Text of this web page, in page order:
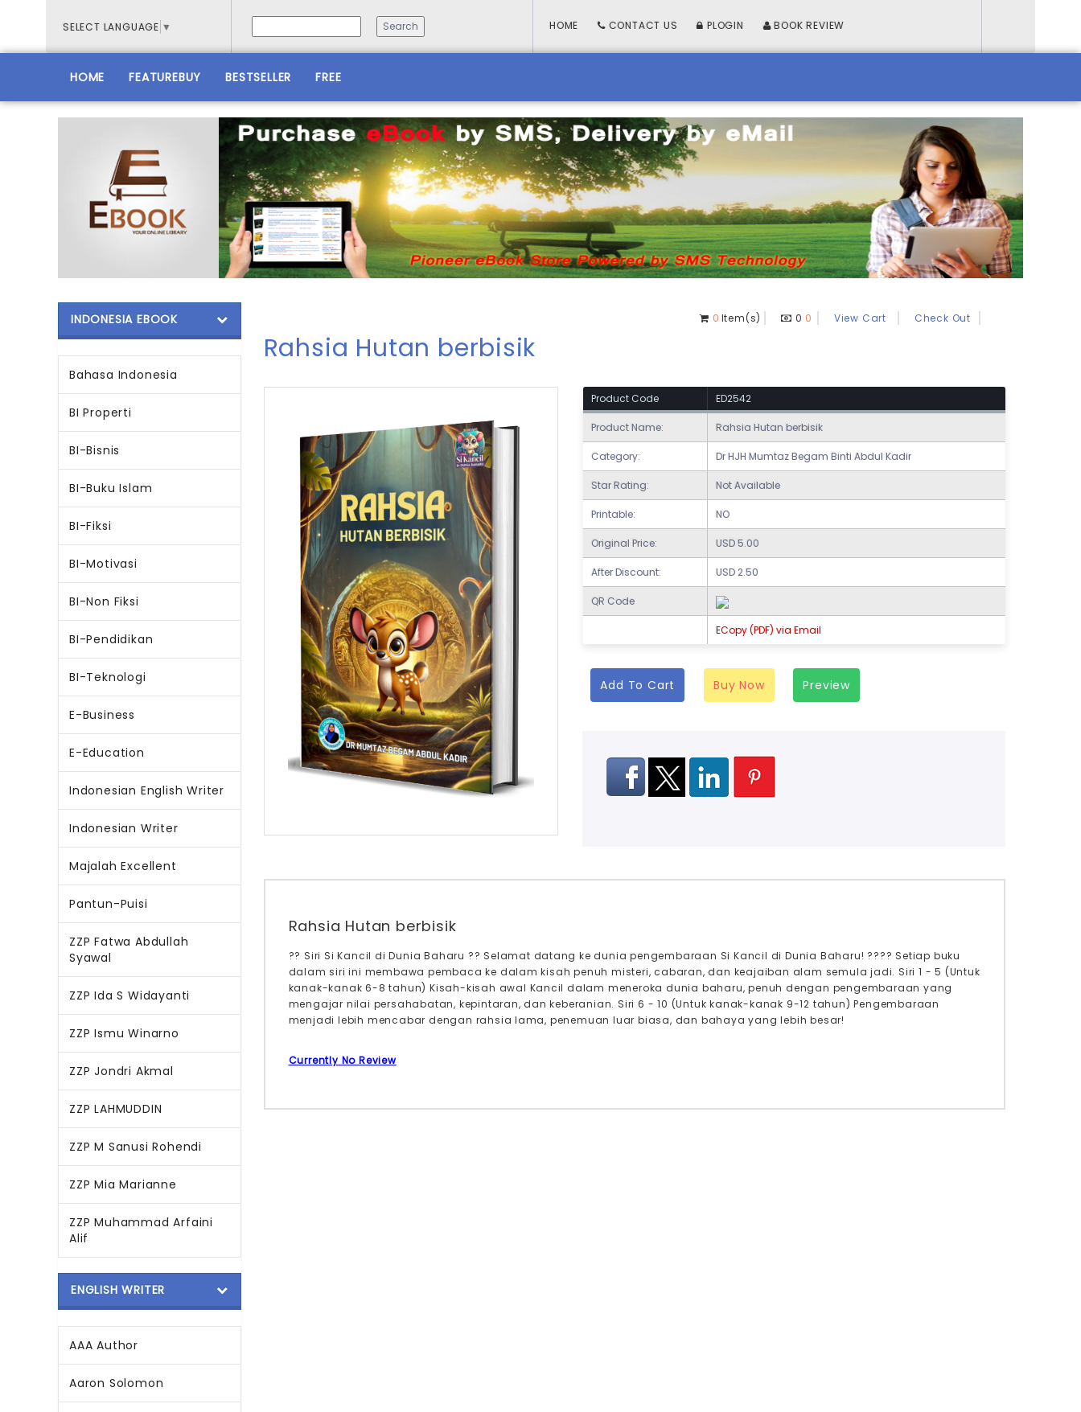
SELECT LANGUAGE ▼ HOME CONTACT US PLOGIN BOOK REVIEW
HOME FEATUREBUY BESTSELLER FREE
INDONESIA EBOOK
Bahasa Indonesia
BI Properti
BI-Bisnis
BI-Buku Islam
BI-Fiksi
BI-Motivasi
BI-Non Fiksi
BI-Pendidikan
BI-Teknologi
E-Business
E-Education
Indonesian English Writer
Indonesian Writer
Majalah Excellent
Pantun-Puisi
ZZP Fatwa Abdullah
Syawal
ZZP Ida S Widayanti
ZZP Ismu Winarno
ZZP Jondri Akmal
ZZP LAHMUDDIN
ZZP M Sanusi Rohendi
ZZP Mia Marianne
ZZP Muhammad Arfaini
Alif
ENGLISH WRITER
AAA Author
Aaron Solomon
0 Item(s) 0 0 View Cart Check Out
Rahsia Hutan berbisik
Product Code ED2542
Product Name: Rahsia Hutan berbisik
Category: Dr HJH Mumtaz Begam Binti Abdul Kadir
Star Rating: Not Available
Printable: NO
Original Price: USD 5.00
After Discount: USD 2.50
QR Code
ECopy (PDF) via Email
Add To Cart Buy Now Preview
Rahsia Hutan berbisik
?? Siri Si Kancil di Dunia Baharu ?? Selamat datang ke dunia pengembaraan Si Kancil di Dunia Baharu! ???? Setiap buku
dalam siri ini membawa pembaca ke dalam kisah penuh misteri, cabaran, dan keajaiban alam semula jadi. Siri 1 - 5 (Untuk
kanak-kanak 6-8 tahun) Kisah-kisah awal Kancil dalam meneroka dunia baharu, penuh dengan pengembaraan yang
mengajar nilai persahabatan, kepintaran, dan keberanian. Siri 6 - 10 (Untuk kanak-kanak 9-12 tahun) Pengembaraan
menjadi lebih mencabar dengan rahsia lama, penemuan luar biasa, dan bahaya yang lebih besar!
Currently No Review